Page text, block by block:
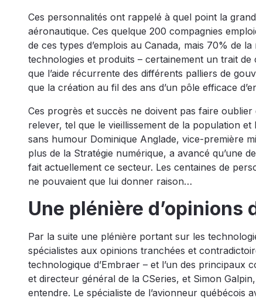
Ces personnalités ont rappelé à quel point la
aéronautique. Ces quelque 200 compagnies
de ces types d’emplois au Canada, mais 70% de
technologies et produits – certainement un trait de
que l’aide récurrente des différents palliers de
que la création au fil des ans d’un pôle efficace
Ces progrès et succès ne doivent pas faire oublier
relever, tel que le vieillissement de la population
sans humour Dominique Anglade, vice-première
plus de la Stratégie numérique, a avancé qu’une
fait actuellement ce secteur. Les centaines de
ne pouvaient que lui donner raison…
Une plénière d’opinions
Par la suite une plénière portant sur les
spécialistes aux opinions tranchées et
technologique d’Embraer – et l’un des
et directeur général de la CSeries, et Simon
entendre. Le spécialiste de l’avionneur québécois